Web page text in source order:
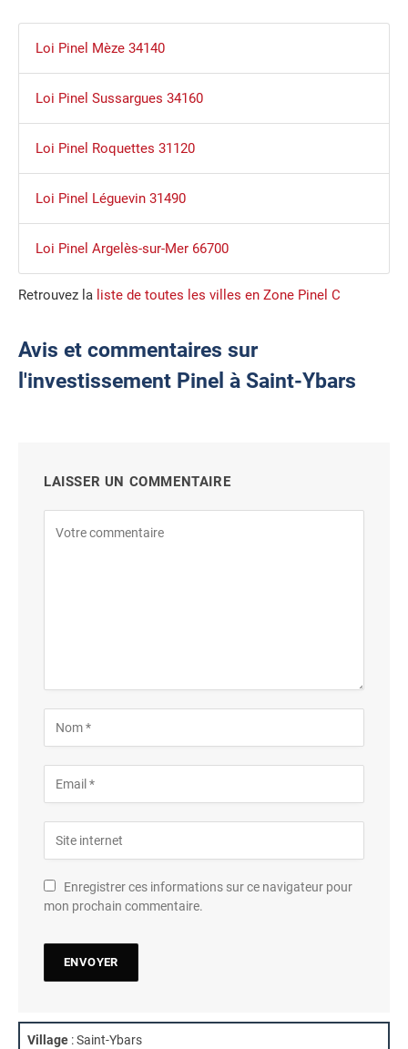
Loi Pinel Mèze 34140
Loi Pinel Sussargues 34160
Loi Pinel Roquettes 31120
Loi Pinel Léguevin 31490
Loi Pinel Argelès-sur-Mer 66700
Retrouvez la liste de toutes les villes en Zone Pinel C
Avis et commentaires sur
l'investissement Pinel à Saint-Ybars
LAISSER UN COMMENTAIRE
Enregistrer ces informations sur ce navigateur pour
mon prochain commentaire.
Village : Saint-Ybars